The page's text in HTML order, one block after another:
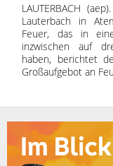
LAUTERBACH
Lauterbach in
Feuer, das in
inzwischen auf
haben, berichtet
Großaufgebot an